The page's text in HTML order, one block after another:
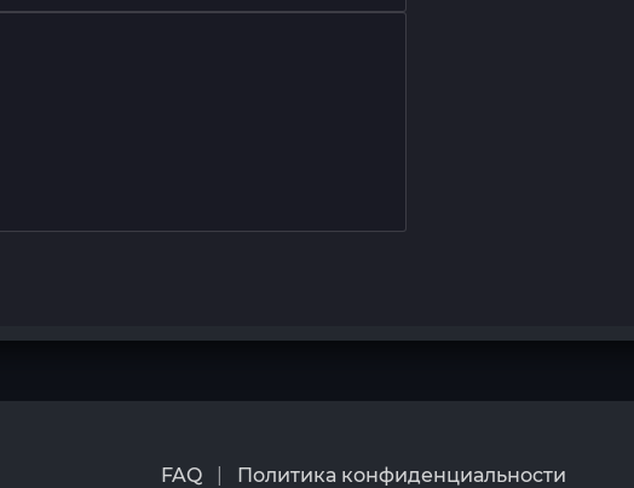
FAQ Политика конфиденциальности